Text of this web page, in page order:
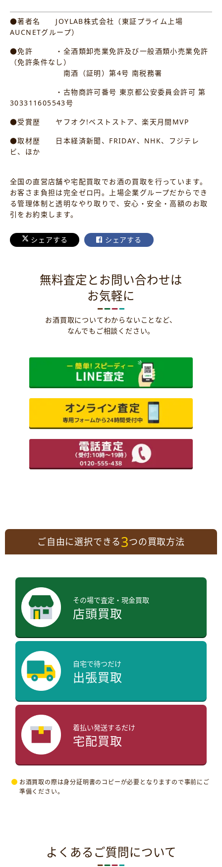
●著者名 JOYLAB株式会社（東証プライム上場
AUCNETグループ）
●免許 ・全酒類卸売業免許及び一般酒類小売業免許
（免許条件なし）
南酒（証明）第4号 南税務署
・古物商許可番号 東京都公安委員会許可 第
303311605543号
●受賞歴 ヤフオク!ベストストア、楽天月間MVP
●取材歴 日本経済新聞、FRIDAY、NHK、フジテレ
ビ、ほか
全国の直営店舗や宅配買取でお酒の買取を行っています。
お客さま負担は完全ゼロ円。上場企業グループだからでき
る管理体制と透明なやり取りで、安心・安全・高額のお取
引をお約束します。
シェアする シェアする
無料査定とお問い合わせは
お気軽に
お酒買取についてわからないことなど、
なんでもご相談ください。
ご自由に選択できる3つの買取方法
その場で査定・現金買取
店頭買取
自宅で待つだけ
出張買取
着払い発送するだけ
宅配買取
お酒買取の際は身分証明書のコピーが必要となりますので事前にご
準備ください。
よくあるご質問について